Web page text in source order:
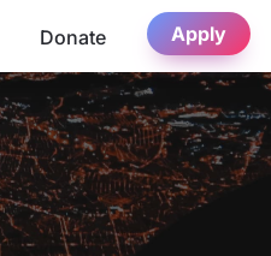
Donate Apply